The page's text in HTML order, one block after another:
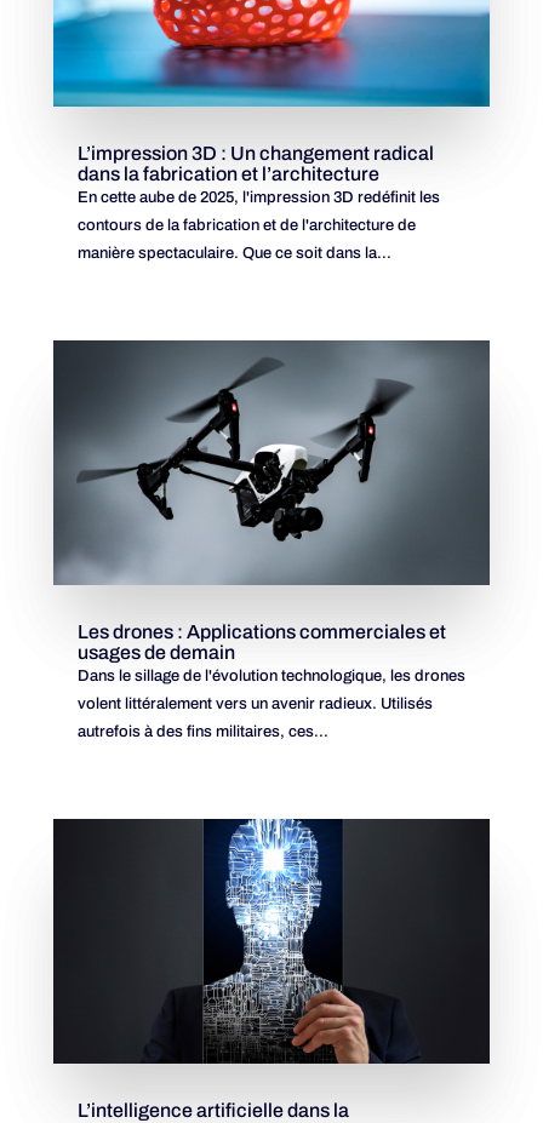
L’impression 3D : Un changement radical
dans la fabrication et l’architecture
En cette aube de 2025, l'impression 3D redéfinit les
contours de la fabrication et de l'architecture de
manière spectaculaire. Que ce soit dans la...
Les drones : Applications commerciales et
usages de demain
Dans le sillage de l'évolution technologique, les drones
volent littéralement vers un avenir radieux. Utilisés
autrefois à des fins militaires, ces...
L’intelligence artificielle dans la